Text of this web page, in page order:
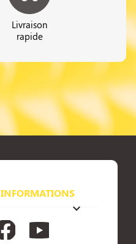
Livraison
rapide
INFORMATIONS
keyboard_arrow_down
FacebookYouTube